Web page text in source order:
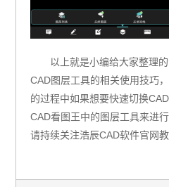
以上就是小编给大家整理
CAD图层工具的相关使用技巧
的过程中如果想要快速切换
CAD看图王中的图层工具来进
请持续关注浩辰CAD软件官网教